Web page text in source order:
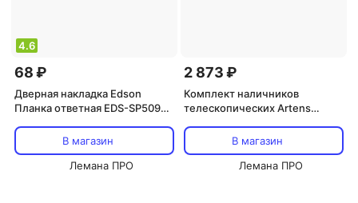
4.6
68 ₽
Дверная накладка Edson
Планка ответная EDS-SP5096
В магазин
Лемана ПРО
2 873 ₽
Комплект наличников
телескопических Artens
цвет белое дерево (5 шт.)
В магазин
Лемана ПРО